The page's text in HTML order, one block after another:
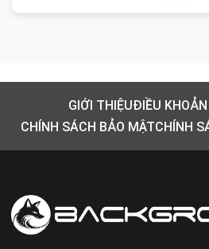
GIỚI THIỆUĐIỀU
CHÍNH SÁCH BẢO MẬTCHÍNH